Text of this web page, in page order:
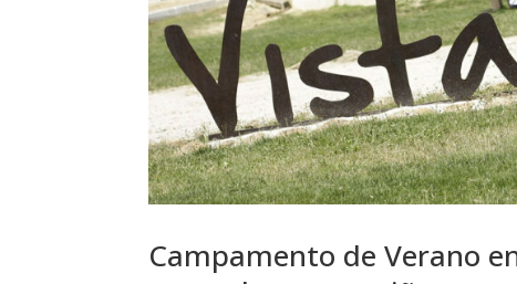
Campamento de Verano